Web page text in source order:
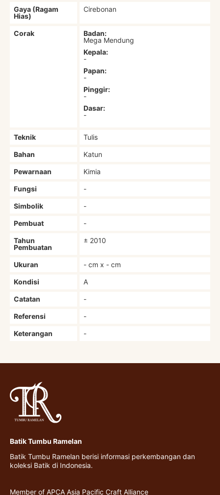
Gaya (Ragam
Hias)
Cirebonan
Corak
Badan:
Mega Mendung
Kepala:
-
Papan:
-
Pinggir:
-
Dasar:
-
Teknik Tulis
Bahan Katun
Pewarnaan Kimia
Fungsi -
Simbolik -
Pembuat -
Tahun
Pembuatan
± 2010
Ukuran - cm x - cm
Kondisi A
Catatan -
Referensi -
Keterangan -
Batik Tumbu Ramelan
Batik Tumbu Ramelan berisi informasi perkembangan dan
koleksi Batik di Indonesia.
Member of APCA Asia Pacific Craft Alliance